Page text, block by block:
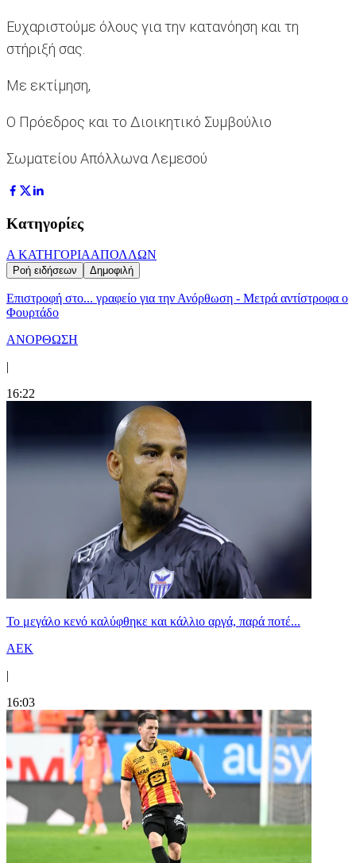
Ευχαριστούμε όλους για την κατανόηση και τη
στήριξή σας.
Με εκτίμηση,
Ο Πρόεδρος και το Διοικητικό Συμβούλιο
Σωματείου Απόλλωνα Λεμεσού
Κατηγορίες
Α ΚΑΤΗΓΟΡΙΑΑΠΟΛΛΩΝ
Ροή ειδήσεων Δημοφιλή
Επιστροφή στο... γραφείο για την Ανόρθωση - Μετρά αντίστροφα ο
Φουρτάδο
ΑΝΟΡΘΩΣΗ
|
16:22
Το μεγάλο κενό καλύφθηκε και κάλλιο αργά, παρά ποτέ...
ΑΕΚ
|
16:03